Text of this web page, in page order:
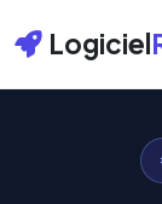
Logiciel